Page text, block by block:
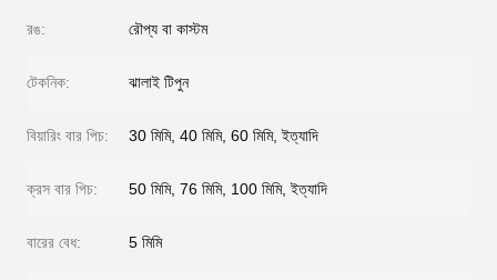
রঙ: রৌপ্য বা কাস্টম
টেকনিক: ঝালাই টিপুন
বিয়ারিং বার পিচ: 30 মিমি, 40 মিমি, 60 মিমি, ইত্যাদি
ক্রস বার পিচ: 50 মিমি, 76 মিমি, 100 মিমি, ইত্যাদি
বারের বেধ: 5 মিমি